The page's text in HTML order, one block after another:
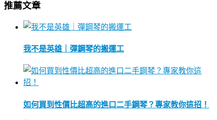
推薦文章
我不是英雄｜彈鋼琴的搬運工
如何買到性價比超高的進口二手鋼琴？專家教你這招！